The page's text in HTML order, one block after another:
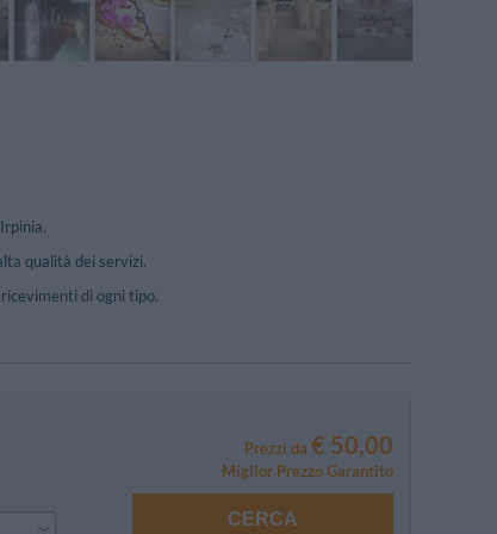
qualità dei servizi.
di ogni tipo.
Prezzi da € 50,00
Miglior Prezzo Garantito
CERCA